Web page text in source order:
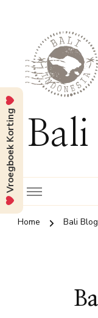
Home Bali Blog
Vroegboek Korting